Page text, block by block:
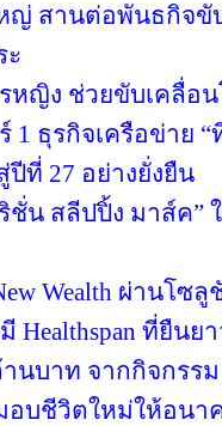
สานต่อพันธกิจขั
ะ
หญิง ช่วยขับเคลื่อ
1 ธุรกิจเครือข่าย
ที่ 27 อย่างยั่งยืน
ชั่น สลีปปิ้ง มาส์ค”
Wealth ผ่านโ
ที่ยืนย
านบาท จากกิจกรร
อบชีวิตใหม่ให้อน